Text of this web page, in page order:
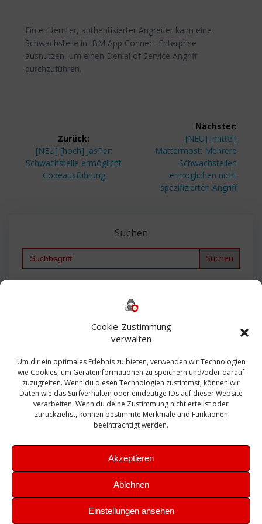
Cookie-Zustimmung
verwalten
Um dir ein optimales Erlebnis zu bieten, verwenden wir Technologien
wie Cookies, um Geräteinformationen zu speichern und/oder darauf
zuzugreifen. Wenn du diesen Technologien zustimmst, können wir
Daten wie das Surfverhalten oder eindeutige IDs auf dieser Website
verarbeiten. Wenn du deine Zustimmung nicht erteilst oder
zurückziehst, können bestimmte Merkmale und Funktionen
beeinträchtigt werden.
Akzeptieren
Ablehnen
Einstellungen ansehen
Ein entfernter, authentisierter Angreifer kann eine
Schwachstelle in IBM App Connect Enterprise
ausnutzen, um einen Denial of Service Angriff
durchzuführen.
Zurück:
Vorheriger
Beitrag:
[NEU] [hoch] JasPer:
Schwachstelle ermöglicht
Codeausführung
Nächster:
Nächster
Beitrag:
[NEU] [mittel]
Mattermost: Mehrere
Schwachstellen
ermöglichen nicht
spezifizierten Angriff
Suchen
Search
Bautagebuch
Exchange firewall Fritzbox
Microsoft
Sanierung SBS Security Server Sicherheit
Sicherung SIEM Sophos SSL Ubuntu
Update Upgrade UTM VCenter VCSA Veeam
VMWare VPN WAZUH Windows
Zertifikat
Theme